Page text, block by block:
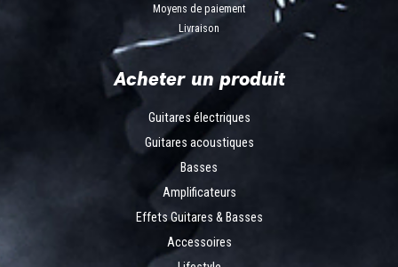
Moyens de paiement
Livraison
Acheter un produit
Guitares électriques
Guitares acoustiques
Basses
Amplificateurs
Effets Guitares & Basses
Accessoires